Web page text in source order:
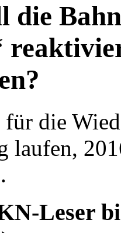
die
die
laufen,
Leser